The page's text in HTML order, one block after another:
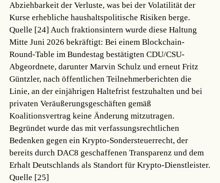
Abziehbarkeit der Verluste, was bei der Volatilität der
Kurse erhebliche haushaltspolitische Risiken berge.
Quelle [24] Auch fraktionsintern wurde diese Haltung
Mitte Juni 2026 bekräftigt: Bei einem Blockchain-
Round-Table im Bundestag bestätigten CDU/CSU-
Abgeordnete, darunter Marvin Schulz und erneut Fritz
Güntzler, nach öffentlichen Teilnehmerberichten die
Linie, an der einjährigen Haltefrist festzuhalten und bei
privaten Veräußerungsgeschäften gemäß
Koalitionsvertrag keine Änderung mitzutragen.
Begründet wurde das mit verfassungsrechtlichen
Bedenken gegen ein Krypto-Sondersteuerrecht, der
bereits durch DAC8 geschaffenen Transparenz und dem
Erhalt Deutschlands als Standort für Krypto-Dienstleister.
Quelle [25]